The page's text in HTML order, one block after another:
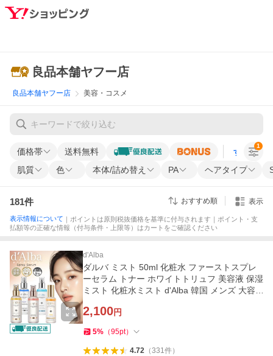
良品本舗ヤフー店
良品本舗ヤフー店 美容・コスメ
価格帯 送料無料 すべての条
肌質 色 本体/詰め替え PA ヘアタイプ
1
181件 おすすめ順 表示
表示情報について ｜ポイントは原則税抜価格を基準に付与されます｜ポイント・支
払額等の正確な情報（付与条件・上限等）はカートをご確認ください
d'Alba
ダルバ ミスト 50ml 化粧水 ファーストスプレ
ーセラム トナー ホワイトトリュフ 美容液 保湿
ミスト 化粧水ミスト d'Alba 韓国 メンズ 大容
2,100円
5% （95pt）
4.72（331件）